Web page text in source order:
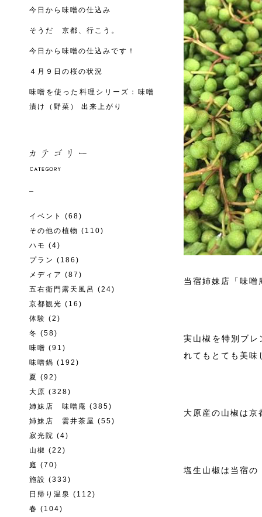
今日から味噌の仕込み
そうだ 京都、行こう。
今日から味噌の仕込みです！
４月９日の桜の状況
味噌を使った料理シリーズ：味噌
漬け（野菜） 出来上がり
イベント
(68)
その他の植物 (110)
ハモ (4)
プラン (186)
メディア (87)
五右衛門露天風呂 (24)
京都観光 (16)
体験 (2)
冬 (58)
味噌 (91)
味噌鍋 (192)
夏 (92)
大原 (328)
姉妹店 味噌庵 (385)
姉妹店 雲井茶屋 (55)
寂光院 (4)
山椒 (22)
庭 (70)
施設 (333)
日帰り温泉 (112)
春 (104)
当宿姉妹店「味
実山椒を特別ブ
れてもとても美味
大原産の山椒は
塩生山椒は当宿の